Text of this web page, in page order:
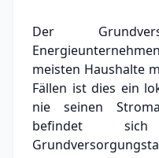
Der
meisten Haushalte
Fällen ist dies ein
nie seinen
befindet